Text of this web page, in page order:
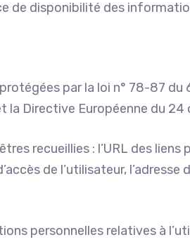
de disponibilité des
par la loi n° 78-87 du
la Directive Européenne du
recueillies : l’URL des liens
de l’utilisateur,
personnelles relatives à